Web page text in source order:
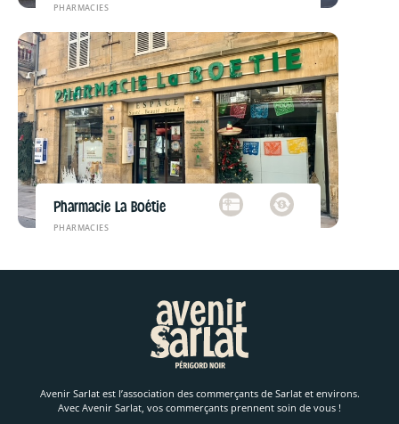
PHARMACIES
Pharmacie La Boétie
PHARMACIES
Avenir Sarlat est l’association des commerçants de Sarlat et environs.
Avec Avenir Sarlat, vos commerçants prennent soin de vous !